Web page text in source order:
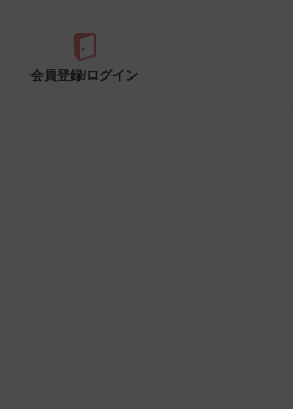
会員登録/ログイン